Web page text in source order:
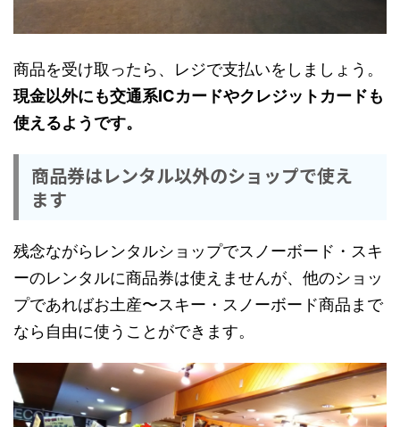
商品を受け取ったら、レジで支払いをしましょう。
現金以外にも交通系ICカードやクレジットカードも
使えるようです。
商品券はレンタル以外のショップで使え
ます
残念ながらレンタルショップでスノーボード・スキ
ーのレンタルに商品券は使えませんが、他のショッ
プであればお土産〜スキー・スノーボード商品まで
なら自由に使うことができます。